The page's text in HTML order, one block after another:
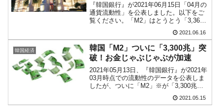
『韓国銀行』が2021年06月15日「04月の
通貨流動性」を公表しました。以下をご
覧ください。「M2」はとうとう「3,363
くお金をじゃぶじゃぶまいて景気回復を
しようという意図ですから、増えるのは
当...
2021.06.16
韓国経済
韓国「M2」ついに「3,300兆」突
破！お金じゃぶじゃぶが加速
2021年05月13日、『韓国銀行』が2021年
03月時点での流動性のデータを公表しま
したが、ついに「M2」※が「3,300兆ウ
をまた更新です。「3,313兆906億ウォ
2021.05.15